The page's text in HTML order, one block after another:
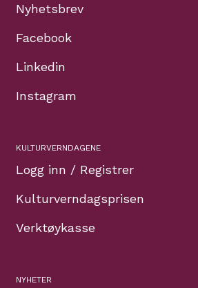
Nyhetsbrev
Facebook
Linkedin
Instagram
KULTURVERNDAGENE
Logg inn / Registrer
Kulturverndagsprisen
Verktøykasse
NYHETER